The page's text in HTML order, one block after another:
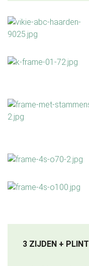
3 ZIJDEN + PLINT